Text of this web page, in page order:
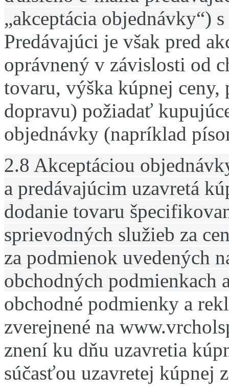
„akceptácia objednávky“)
Predávajúci je však pred
oprávnený v závislosti od
tovaru, výška kúpnej ceny,
dopravu) požiadať
objednávky (napríklad
2.8 Akceptáciou
a predávajúcim uzavretá
dodanie tovaru
sprievodných služieb za
za podmienok uvedených
obchodných podmienkach
obchodné podmienky a
zverejnené na
znení ku dňu uzavretia
súčasťou uzavretej kúpnej